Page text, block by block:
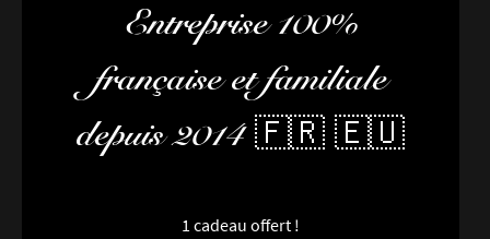
Entreprise 100%
française et familiale
depuis 2014 🇫🇷 🇪🇺
1 cadeau offert !
FAQ / Aide